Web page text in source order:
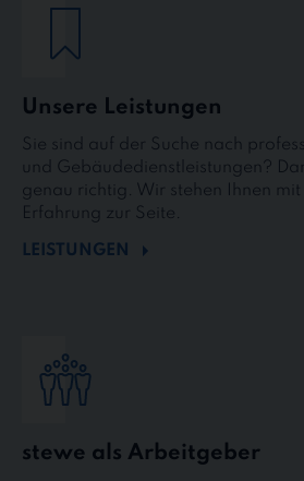
Unsere Leistungen
Sie sind auf der Suche nach
und Gebäudedienstleistungen?
genau richtig. Wir stehen Ihnen
Erfahrung zur Seite.
LEISTUNGEN
stewe als Arbeitgeber